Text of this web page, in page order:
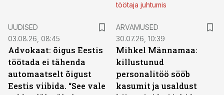
töötaja juhtumis
UUDISED
03.08.26, 08:45
Advokaat: õigus Eestis
töötada ei tähenda
automaatselt õigust
Eestis viibida. “See vale
ARVAMUSED
30.07.26, 10:39
Mihkel Männamaa:
killustunud
personalitöö sööb
kasumit ja usaldust